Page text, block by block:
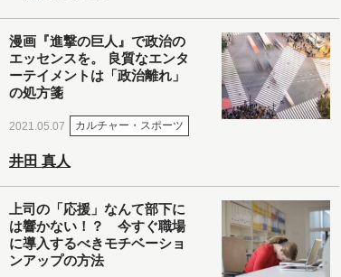
漫画『進撃の巨人』で政治の
エッセンスを。 良質なエンタ
ーテイメントは「政治離れ」
の処方箋
2021.05.07 カルチャー・スポーツ
井田 真人
上司の「応援」なんて部下に
は響かない！？ 今すぐ職場
に導入するべきモチベーショ
ンアップの方法